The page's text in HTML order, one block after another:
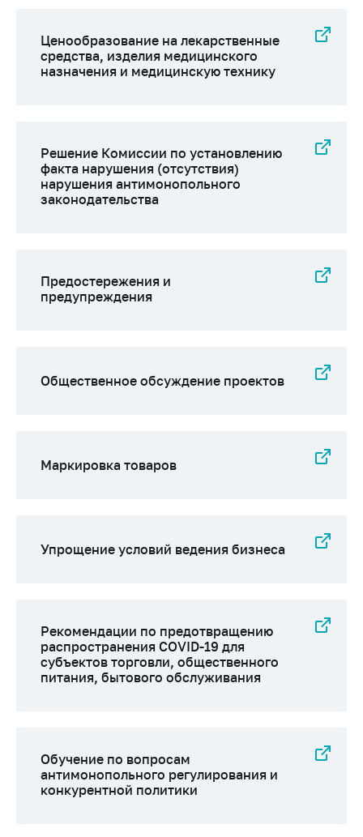
Общественное
обсуждение
проектов
ведения бизнеса
Рекомендации по
предотвращению
общественного
питания, бытового
обслуживания
регулирования и
Ценообразование на лекарственные
средства, изделия медицинского
назначения и медицинскую технику
Решение Комиссии по установлению
факта нарушения (отсутствия)
нарушения антимонопольного
законодательства
Предостережения и
предупреждения
Общественное обсуждение проектов
Маркировка товаров
Упрощение условий ведения бизнеса
Рекомендации по предотвращению
распространения COVID-19 для
субъектов торговли, общественного
питания, бытового обслуживания
Обучение по вопросам
антимонопольного регулирования и
конкурентной политики